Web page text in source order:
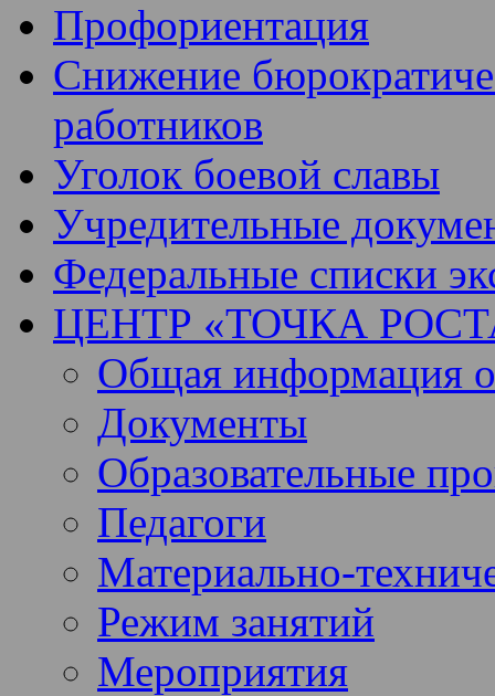
Профориентация
Снижение
работников
Уголок боевой славы
Учредительные
Федеральные списки
ЦЕНТР «ТОЧКА
Общая информация о
Документы
Образовательные
Педагоги
Материально-
Режим занятий
Мероприятия